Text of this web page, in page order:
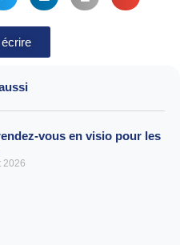
vous en visio pour les
2026